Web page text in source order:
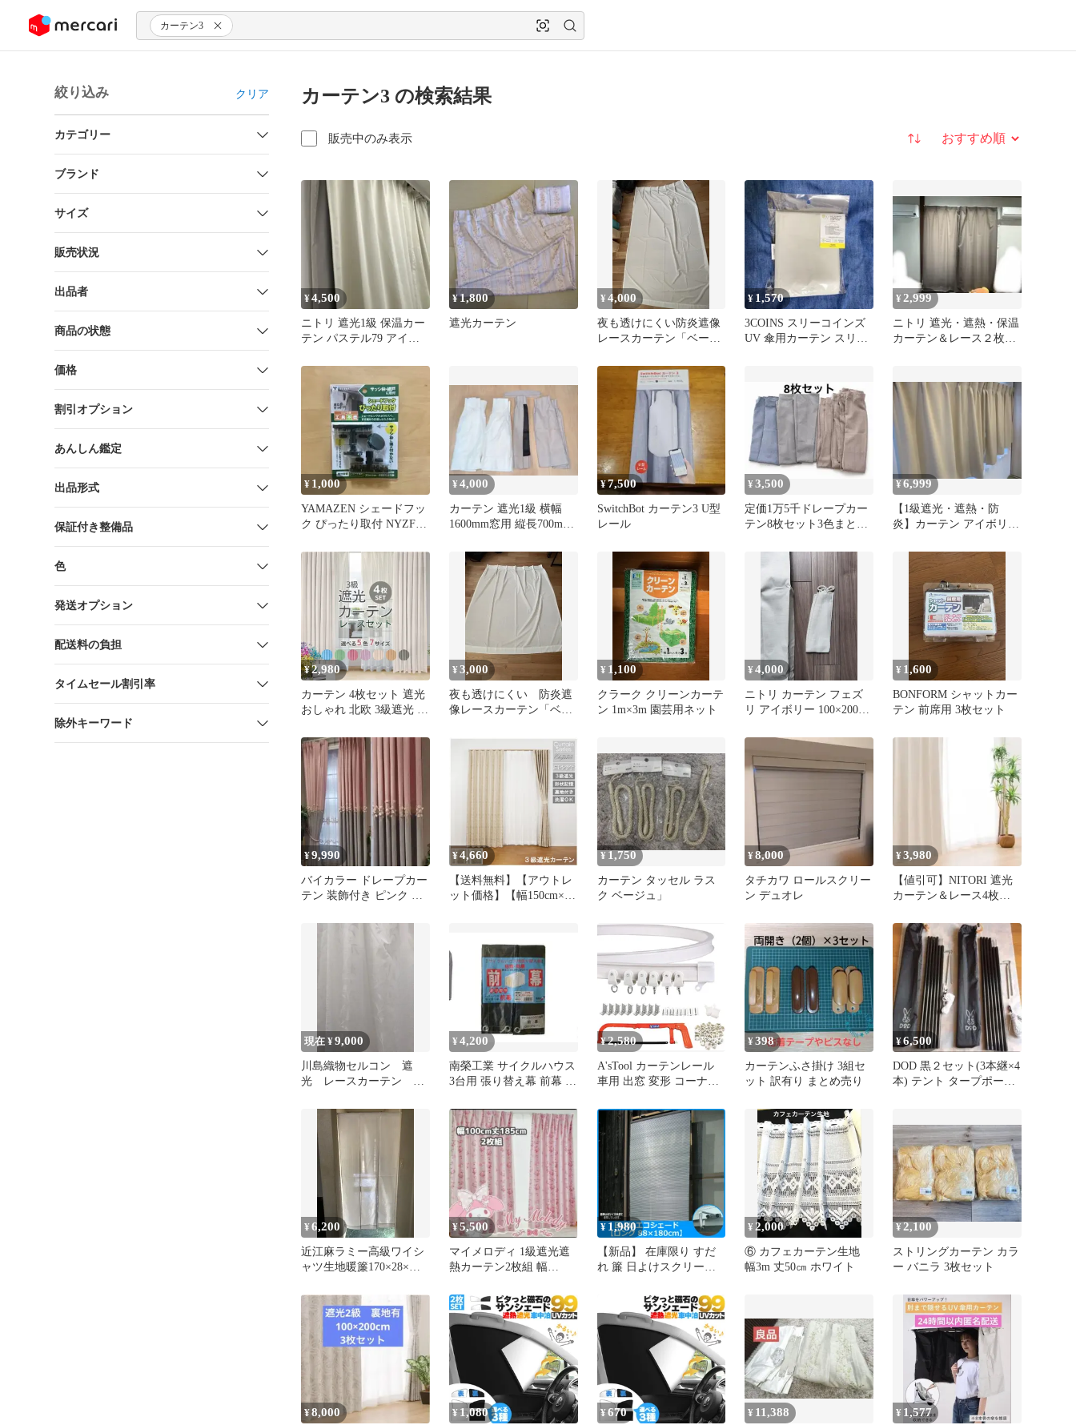
ツにスキップ カーテン3
絞り込み クリア
カテゴリー
ブランド
サイズ
販売状況
出品者
商品の状態
価格
割引オプション
あんしん鑑定
出品形式
保証付き整備品
色
発送オプション
配送料の負担
タイムセール割引率
除外キーワード
カーテン3 の検索結果
販売中のみ表示 並び替え
¥4,500
ニトリ 遮光1級 保温カー
テン パステル79 アイボ
¥1,800
遮光カーテン
¥4,000
夜も透けにくい防炎遮像
レースカーテン「ベー
¥ 1,570
3COINS スリーコインズ
UV 傘用カーテン スリコ
¥ 2,999
ニトリ 遮光・遮熱・保温
カーテン＆レース２枚セ
¥ 1,000
YAMAZEN シェードフッ
ク ぴったり取付 NYZF-
¥4,000
カーテン 遮光1級 横幅
1600mm窓用 縦長700mm
¥7,500
SwitchBot カーテン3 U型
レール
¥3,500
定価1万5千ドレープカー
テン8枚セット3色まとめ
匿名配送
¥6,999
【1級遮光・遮熱・防
炎】カーテン アイボリー
¥2,980
カーテン 4枚セット 遮光
おしゃれ 北欧 3級遮光 安
プレーン ライトグレー
¥3,000
夜も透けにくい 防炎遮
像レースカーテン「ベー
¥ 1,100
クラーク クリーンカーテ
ン 1m×3m 園芸用ネット
¥4,000
ニトリ カーテン フェズ
リ アイボリー 100×200cm
¥ 1,600
BONFORM シャットカー
テン 前席用 3枚セット
¥9,990
バイカラー ドレープカー
テン 装飾付き ピンク グ
¥4,660
【送料無料】【アウトレ
ット価格】【幅150cm×丈
遮光 カーテン 遮光 節電
エレガント デザイン 遮
光カーテン 厚地 省エネ
アジャスターフック タッ
セル付き 直送 ユニベー
ル
¥ 1,750
カーテン タッセル ラス
ク ベージュ」
¥8,000
タチカワ ロールスクリー
ン デュオレ
¥3,980
【値引可】NITORI 遮光
カーテン＆レース4枚セ
現在 ¥9,000
川島織物セルコン 遮
光 レースカーテン サ
い 合計６枚セット
¥4,200
南榮工業 サイクルハウス
3台用 張り替え幕 前幕 後
¥2,580
A'sTool カーテンレール
車用 出窓 変形 コーナー
３m)
¥398
カーテンふさ掛け 3組セ
ット 訳有り まとめ売り
¥6,500
DOD 黒２セット(3本継×4
本) テント タープポール
¥6,200
近江麻ラミー高級ワイシ
ャツ生地暖簾170×28×３
¥5,500
マイメロディ 1級遮光遮
熱カーテン2枚組 幅
¥ 1,980
【新品】 在庫限り すだ
れ 簾 日よけスクリーン
シェイド W88×H180cm
ロング 日本製
¥ 2,000
⑥ カフェカーテン生地
幅3m 丈50㎝ ホワイト
¥ 2,100
ストリングカーテン カラ
ー バニラ 3枚セット
¥8,000 ¥ 1,080 ¥670 ¥ 11,388 ¥ 1,577